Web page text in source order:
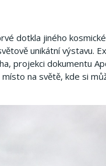
dotkla jiného
unikátní výstavu.
projekci dokumentu
na světě, kde si